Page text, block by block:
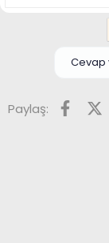
Cevap
Paylaş: